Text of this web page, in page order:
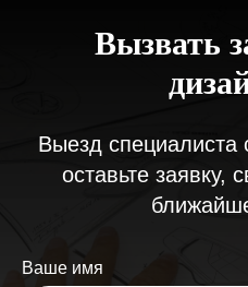
Вызвать
Выезд специалиста
оставьте заявку,
Ваше имя